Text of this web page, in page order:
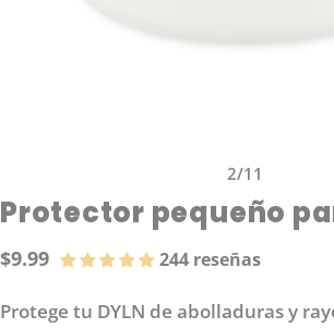
2/11
Protector pequeño
Precio
$9.99 244 reseñas
Protege tu DYLN de abolladuras y